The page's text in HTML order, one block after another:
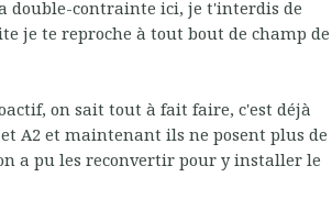
double-contrainte ici, je t'interdis de
je te reproche à tout bout de champ de
on sait tout à fait faire, c'est déjà
A2 et maintenant ils ne posent plus de
a pu les reconvertir pour y installer le